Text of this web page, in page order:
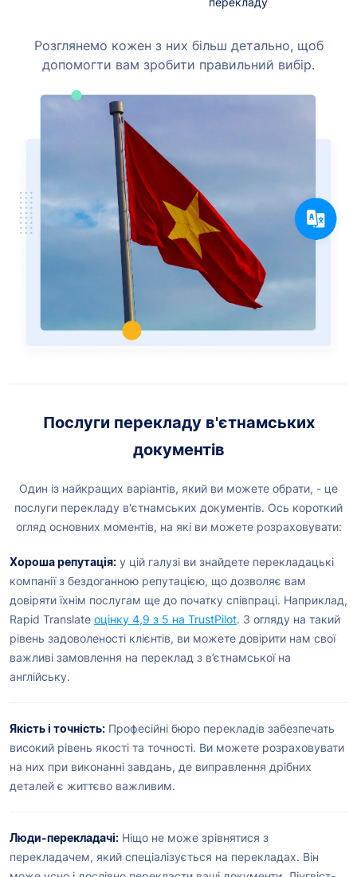
Розглянемо кожен з них більш детально, щоб
допомогти вам зробити правильний вибір.
Послуги перекладу в'єтнамських
документів
Один із найкращих варіантів, який ви можете обрати, - це
послуги перекладу в'єтнамських документів. Ось короткий
огляд основних моментів, на які ви можете розраховувати:
Хороша репутація: у цій галузі ви знайдете перекладацькі
компанії з бездоганною репутацією, що дозволяє вам
довіряти їхнім послугам ще до початку співпраці. Наприклад,
Rapid Translate оцінку 4,9 з 5 на TrustPilot. З огляду на такий
рівень задоволеності клієнтів, ви можете довірити нам свої
важливі замовлення на переклад з в’єтнамської на
англійську.
Якість і точність: Професійні бюро перекладів забезпечать
високий рівень якості та точності. Ви можете розраховувати
на них при виконанні завдань, де виправлення дрібних
деталей є життєво важливим.
Люди-перекладачі: Ніщо не може зрівнятися з
перекладачем, який спеціалізується на перекладах. Він